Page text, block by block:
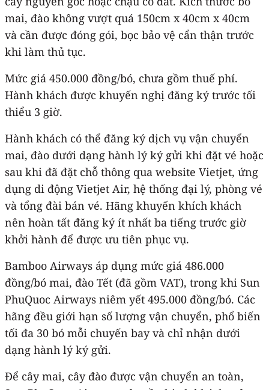
mai, đào không vượt quá 150cm x 40cm x 40cm
và cần được đóng gói, bọc bảo vệ cẩn thận trước
khi làm thủ tục.
Mức giá 450.000 đồng/bó, chưa gồm thuế phí.
Hành khách được khuyến nghị đăng ký trước tối
thiểu 3 giờ.
Hành khách có thể đăng ký dịch vụ vận chuyển
mai, đào dưới dạng hành lý ký gửi khi đặt vé hoặc
sau khi đã đặt chỗ thông qua website Vietjet, ứng
dụng di động Vietjet Air, hệ thống đại lý, phòng vé
và tổng đài bán vé. Hãng khuyến khích khách
nên hoàn tất đăng ký ít nhất ba tiếng trước giờ
khởi hành để được ưu tiên phục vụ.
Bamboo Airways áp dụng mức giá 486.000
đồng/bó mai, đào Tết (đã gồm VAT), trong khi Sun
PhuQuoc Airways niêm yết 495.000 đồng/bó. Các
hãng đều giới hạn số lượng vận chuyển, phổ biến
tối đa 30 bó mỗi chuyến bay và chỉ nhận dưới
dạng hành lý ký gửi.
Để cây mai, cây đào được vận chuyển an toàn,